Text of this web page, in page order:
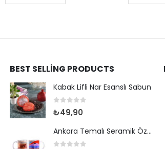
BEST SELLING PRODUCTS
Kabak Lifli Nar Esanslı Sabun
out of 5
₺49,90
Ankara Temalı Seramik Özel Baskılı Kupa 80*95mm